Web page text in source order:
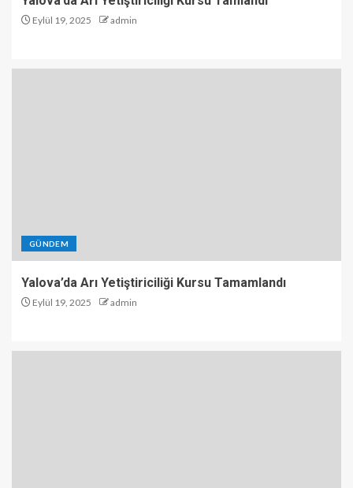
Eylül 19, 2025 admin
GÜNDEM
Yalova’da Arı Yetiştiriciliği Kursu Tamamlandı
Eylül 19, 2025 admin